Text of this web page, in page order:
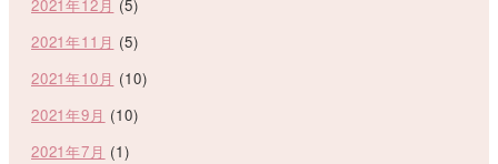
2021年12月 (5)
2021年11月 (5)
2021年10月 (10)
2021年9月 (10)
2021年7月 (1)